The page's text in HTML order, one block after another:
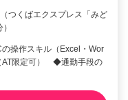
つくばエクスプレス「みど
作スキル（Excel・Wor
限定可） ◆通勤手段の